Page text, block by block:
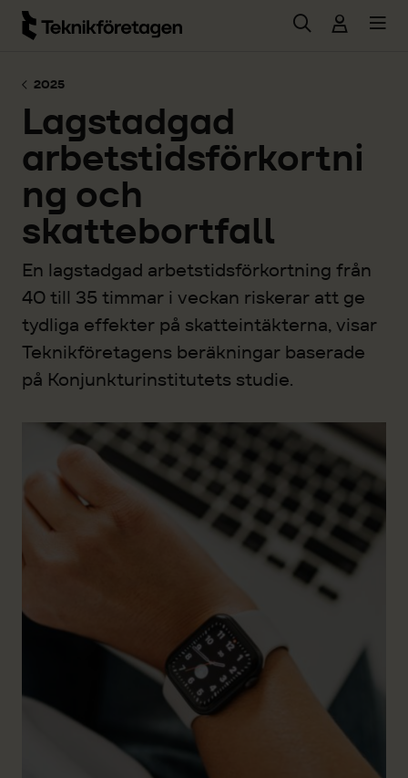
Hoppa till huvudinnehåll
2025
Lagstadgad
arbetstidsförkortni
ng och
skattebortfall
En lagstadgad arbetstidsförkortning från
40 till 35 timmar i veckan riskerar att ge
tydliga effekter på skatteintäkterna, visar
Teknikföretagens beräkningar baserade
på Konjunkturinstitutets studie.